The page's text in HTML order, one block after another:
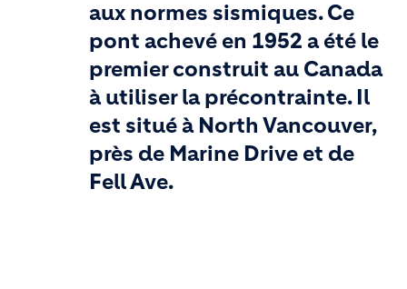
aux normes sismiques. Ce
pont achevé en 1952 a été le
premier construit au Canada
à utiliser la précontrainte. Il
est situé à North Vancouver,
près de Marine Drive et de
Fell Ave.